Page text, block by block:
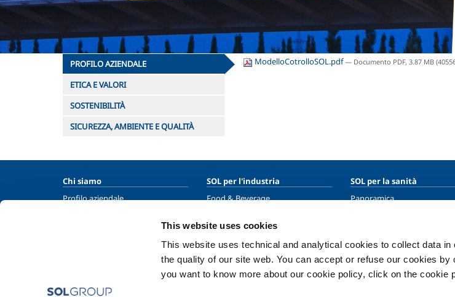
This website uses cookies
This website uses technical and analytical cookies to collect data
the quality of our site web. You can accept or refuse our cookies
you want to know more about our cookie policy, click on the cookie
ModelloCotrolloSOL.pdf— Documento PDF, 3.87 MB
PROFILO AZIENDALE
ETICA E VALORI
SOSTENIBILITÀ
SICUREZZA, AMBIENTE E QUALITÀ
Chi siamo
Profilo aziendale
Sicurezza, ambiente e qualità
SOL per l'industria
Food & Beverage
Metal Fabrication
Chemistry & Pharma
Oil & Gas
Energy & Environment
SOL per la sanità
Panoramica
Gas medicali